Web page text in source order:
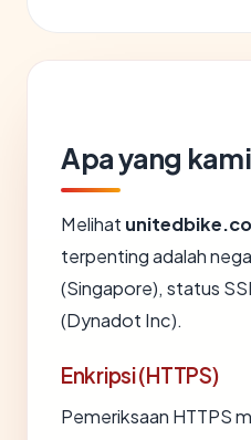
Apa yang
Melihat
terpenting adalah
(Singapore), status
(Dynadot Inc).
Enkripsi (HTTPS)
Pemeriksaan HTTPS